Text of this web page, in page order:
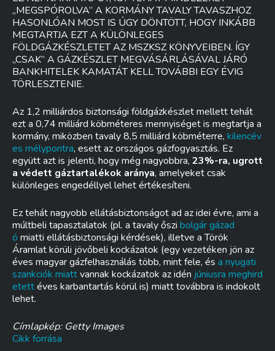
„MEGSPÓROLVA” A KORMÁNY TAVALY TAVASZHOZ
HASONLÓAN MOST IS ÚGY DÖNTÖTT, HOGY INKÁBB
MEGTARTJA EZT A KÜLÖNLEGES
FÖLDGÁZKÉSZLETET AZ MSZKSZ KÖNYVEIBEN. ÍGY
„CSAK” A GÁZKÉSZLET MEGVÁSÁRLÁSÁVAL JÁRÓ
BANKHITELEK KAMATÁT KELL TOVÁBBI EGY ÉVIG
TÖRLESZTENIE.
Az 1,2 milliárdos biztonsági földgázkészlet mellett tehát
ezt a 0,74 milliárd köbméteres mennyiséget is megtartja a
kormány, miközben tavaly 8,5 milliárd köbméterre, kilencév
es mélypontra, esett az országos gázfogyasztás. Ez
együtt azt is jelenti, hogy még nagyobbra, 23%-ra, ugrott
a védett gáztartalékok aránya, amelyeket csak
különleges engedéllyel lehet értékesíteni.
Ez tehát nagyobb ellátásbiztonságot ad az idei évre, ami a
múltbeli tapasztalatok (pl. a tavaly őszi bolgár gázad
ó miatti ellátásbiztonsági kérdések), illetve a Török
Áramlat körüli jövőbeli kockázatok (egy vezetéken jön az
éves magyar gázfelhasználás több, mint fele, és a nyugati
szankciók miattvannak kockázatok az idén júniusra meghird
etettéves karbantartás körül is) miatt továbbra is indokolt
lehet.
Címlapkép: Getty Images
Cikk forrása